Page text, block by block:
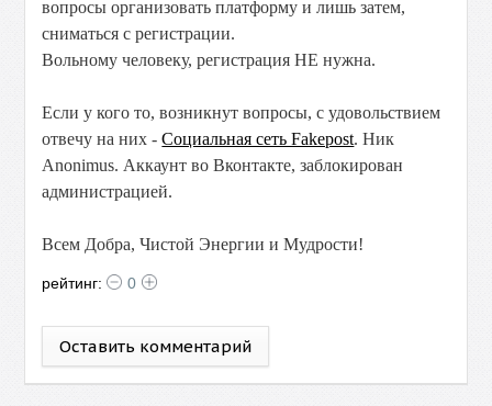
вопросы организовать платформу и лишь затем,
сниматься с регистрации.
Вольному человеку, регистрация НЕ нужна.
Если у кого то, возникнут вопросы, с удовольствием
отвечу на них -Социальная сеть Fakepost. Ник
Anonimus. Аккаунт во Вконтакте, заблокирован
администрацией.
Всем Добра, Чистой Энергии и Мудрости!
рейтинг: 0
Оставить комментарий